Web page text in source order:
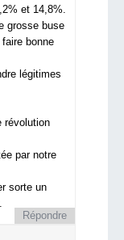
et 14,8%.
grosse buse
bonne
légitimes
révolution
par notre
sorte un
Répondre